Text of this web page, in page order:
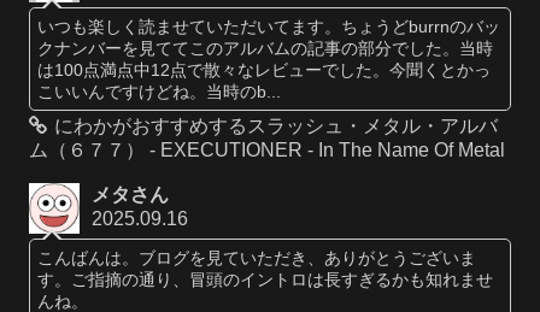
いつも楽しく読ませていただいてます。ちょうどburrnのバッ
クナンバーを見ててこのアルバムの記事の部分でした。当時
は100点満点中12点で散々なレビューでした。今聞くとかっ
こいいんですけどね。当時のb...
にわかがおすすめするスラッシュ・メタル・アルバ
ム（６７７） - EXECUTIONER - In The Name Of Metal
メタさん
2025.09.16
こんばんは。ブログを見ていただき、ありがとうございま
す。ご指摘の通り、冒頭のイントロは長すぎるかも知れませ
んね。